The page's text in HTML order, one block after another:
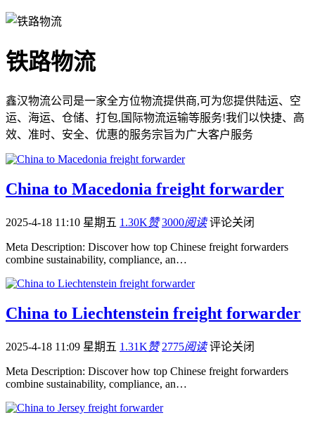
铁路物流
鑫汉物流公司是一家全方位物流提供商,可为您提供陆运、空
运、海运、仓储、打包,国际物流运输等服务!我们以快捷、高
效、准时、安全、优惠的服务宗旨为广大客户服务
China to Macedonia freight forwarder
2025-4-18 11:10 星期五 1.30K赞 3000阅读 评论关闭
Meta Description: Discover how top Chinese freight forwarders
combine sustainability, compliance, an…
China to Liechtenstein freight forwarder
2025-4-18 11:09 星期五 1.31K赞 2775阅读 评论关闭
Meta Description: Discover how top Chinese freight forwarders
combine sustainability, compliance, an…